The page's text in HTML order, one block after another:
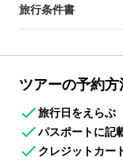
旅行条件書
ツアーの予約方
旅行日をえらぶ
パスポートに記
クレジットカー